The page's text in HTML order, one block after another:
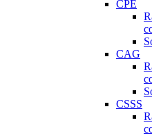
CPE
CAG
CSSS